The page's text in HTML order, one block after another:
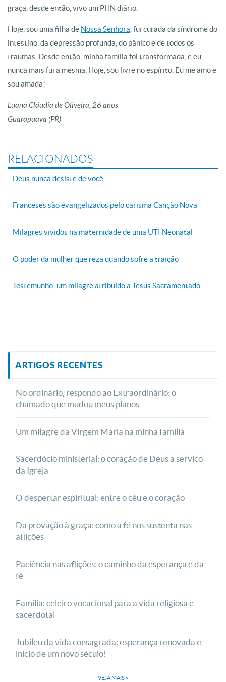
graça, desde então, vivo um PHN diário.
Hoje, sou uma filha de Nossa Senhora , fui curada da síndrome do
intestino, da depressão profunda, do pânico e de todos os
traumas. Desde então, minha família foi transformada, e eu
nunca mais fui a mesma. Hoje, sou livre no espírito. Eu me amo e
sou amada!
Luana Cláudia de Oliveira, 26 anos
Guarapuava (PR)
RELACIONADOS
Deus nunca desiste de você
Franceses são evangelizados pelo carisma Canção Nova
Milagres vividos na maternidade de uma UTI Neonatal
O poder da mulher que reza quando sofre a traição
Testemunho: um milagre atribuído a Jesus Sacramentado
ARTIGOS RECENTES
No ordinário, respondo ao Extraordinário: o
chamado que mudou meus planos
Um milagre da Virgem Maria na minha família
Sacerdócio ministerial: o coração de Deus a serviço
da Igreja
O despertar espiritual: entre o céu e o coração
Da provação à graça: como a fé nos sustenta nas
aflições
Paciência nas aflições: o caminho da esperança e da
fé
Família: celeiro vocacional para a vida religiosa e
sacerdotal
Jubileu da vida consagrada: esperança renovada e
início de um novo século!
VEJA MAIS »